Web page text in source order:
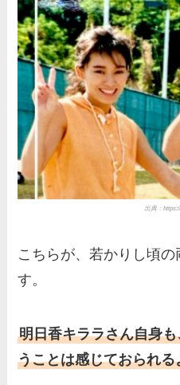
出典：
こちらが、若かりし頃
す。
明日香キララさん自身
うことは感じておられる